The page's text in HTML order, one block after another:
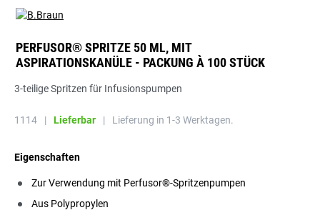
PERFUSOR® SPRITZE 50 ML, MIT
ASPIRATIONSKANÜLE - PACKUNG À 100 STÜCK
3-teilige Spritzen für Infusionspumpen
1114 | Lieferbar | Lieferung in 1-3 Werktagen.
Eigenschaften
Zur Verwendung mit Perfusor®-Spritzenpumpen
Aus Polypropylen